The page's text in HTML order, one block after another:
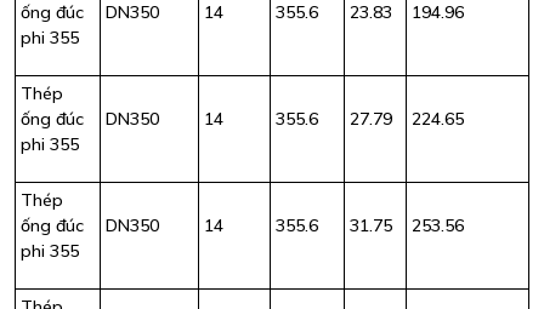
ống đúc
phi 355
DN350 14 355.6 23.83 194.96
Thép
ống đúc
phi 355
DN350 14 355.6 27.79 224.65
Thép
ống đúc
phi 355
DN350 14 355.6 31.75 253.56